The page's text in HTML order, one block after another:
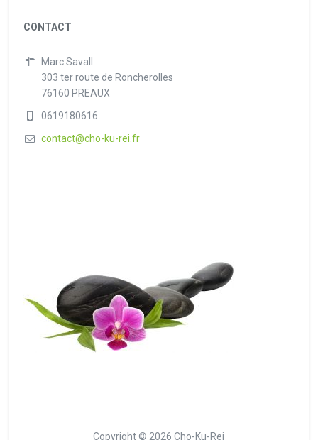
CONTACT
Marc Savall
303 ter route de Roncherolles
76160 PREAUX
0619180616
contact@cho-ku-rei.fr
Copyright © 2026 Cho-Ku-Rei